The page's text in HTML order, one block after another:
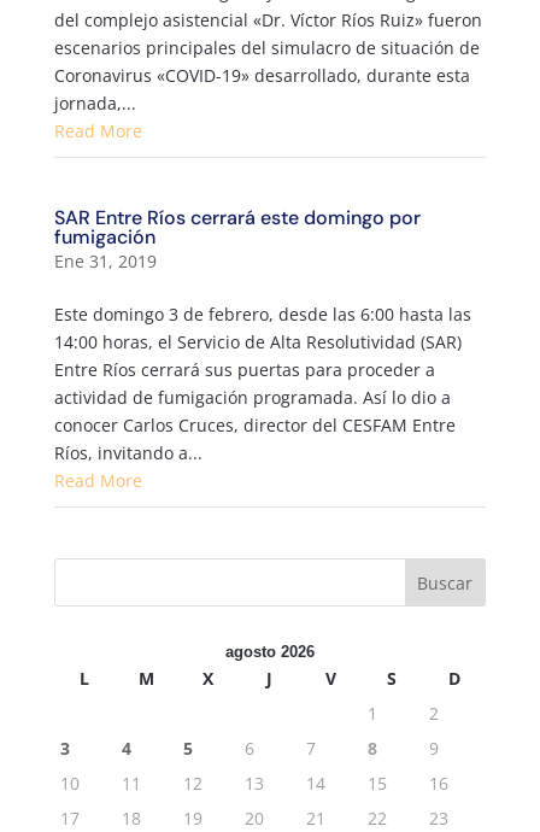
del complejo asistencial «Dr. Víctor Ríos Ruiz» fueron
escenarios principales del simulacro de situación de
Coronavirus «COVID-19» desarrollado, durante esta
jornada,...
Read More
SAR Entre Ríos cerrará este domingo por
fumigación
Ene 31, 2019
Este domingo 3 de febrero, desde las 6:00 hasta las
14:00 horas, el Servicio de Alta Resolutividad (SAR)
Entre Ríos cerrará sus puertas para proceder a
actividad de fumigación programada. Así lo dio a
conocer Carlos Cruces, director del CESFAM Entre
Ríos, invitando a...
Read More
agosto 2026
L M X J V S
D
1
2
3
4 5 6 7 8
9
10
11 12 13 14 15
16
17
18 19 20 21 22
23